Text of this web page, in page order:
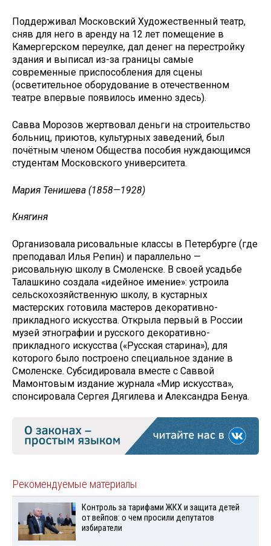
Поддерживал Московский Художественный театр,
сняв для него в аренду на 12 лет помещение в
Камергерском переулке, дал денег на перестройку
здания и выписал из-за границы самые
современные приспособления для сцены
(осветительное оборудование в отечественном
театре впервые появилось именно здесь).
Савва Морозов жертвовал деньги на строительство
больниц, приютов, культурных заведений, был
почётным членом Общества пособия нуждающимся
студентам Московского университета.
Мария Тенишева (1858—1928)
Княгиня
Организовала рисовальные классы в Петербурге (где
преподавал Илья Репин) и параллельно —
рисовальную школу в Смоленске. В своей усадьбе
Талашкино создала «идейное имение»: устроила
сельскохозяйственную школу, в кустарных
мастерских готовила мастеров декоративно-
прикладного искусства. Открыла первый в России
музей этнографии и русского декоративно-
прикладного искусства («Русская старина»), для
которого было построено специальное здание в
Смоленске. Субсидировала вместе с Саввой
Мамонтовым издание журнала «Мир искусства»,
спонсировала Сергея Дягилева и Александра Бенуа.
Рекомендуемые материалы
Контроль за тарифами ЖКХ и защита детей
от вейпов: о чем просили депутатов
избиратели